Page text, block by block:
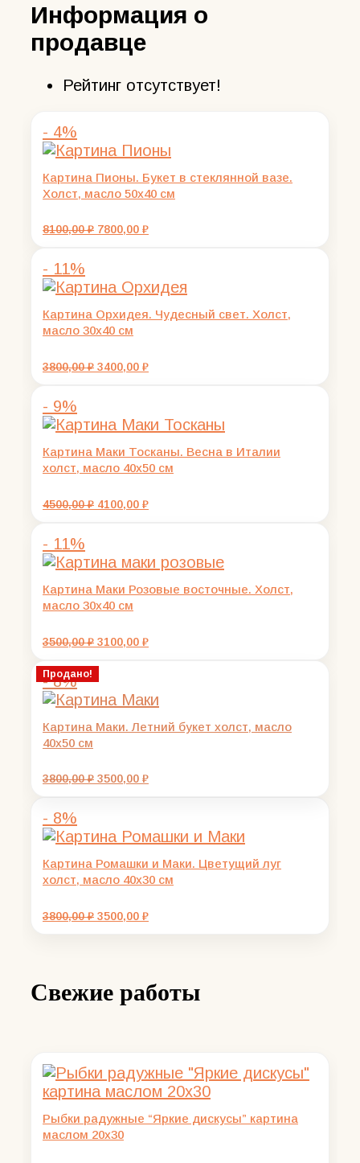
Информация о
продавце
Рейтинг отсутствует!
- 4%
Картина Пионы. Букет в стеклянной вазе.
Холст, масло 50х40 см
8100,00₽ Первоначальная
7800,00 ₽Текущая
- 11%
Картина Орхидея. Чудесный свет. Холст,
масло 30х40 см
3800,00₽ Первоначальная
3400,00 ₽Текущая
- 9%
Картина Маки Тосканы. Весна в Италии
холст, масло 40х50 см
4500,00₽ Первоначальная
4100,00 ₽Текущая
- 11%
Картина Маки Розовые восточные. Холст,
масло 30х40 см
3500,00₽ Первоначальная
составляла
3500,00 ₽.
3100,00 ₽Текущая
Продано!
- 8%
Картина Маки. Летний букет холст, масло
40х50 см
3800,00₽ Первоначальная
3500,00 ₽Текущая
- 8%
Картина Ромашки и Маки. Цветущий луг
холст, масло 40х30 см
3800,00₽ Первоначальная
3500,00 ₽Текущая
Свежие работы
Рыбки радужные “Яркие дискусы” картина
маслом 20х30